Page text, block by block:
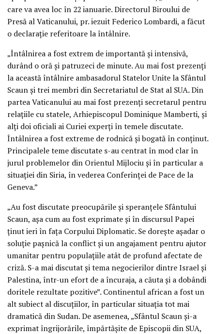
care va avea loc în 22 ianuarie. Directorul Biroului de
Presă al Vaticanului, pr. iezuit Federico Lombardi, a făcut
o declaraţie referitoare la întâlnire.
„Întâlnirea a fost extrem de importantă şi intensivă,
durând o oră şi patruzeci de minute. Au mai fost prezenţi
la această întâlnire ambasadorul Statelor Unite la Sfântul
Scaun şi trei membri din Secretariatul de Stat al SUA. Din
partea Vaticanului au mai fost prezenţi secretarul pentru
relaţiile cu statele, Arhiepiscopul Dominique Mamberti, şi
alţi doi oficiali ai Curiei experţi în temele discutate.
Întâlnirea a fost extreme de rodnică şi bogată în conţinut.
Principalele teme discutate s-au centrat în mod clar în
jurul problemelor din Orientul Mijlociu şi în particular a
situaţiei din Siria, în vederea Conferinţei de Pace de la
Geneva.”
„Au fost discutate preocupările şi speranţele Sfântului
Scaun, aşa cum au fost exprimate şi în discursul Papei
ţinut ieri în faţa Corpului Diplomatic. Se doreşte aşadar o
soluţie paşnică la conflict şi un angajament pentru ajutor
umanitar pentru populaţiile atât de profund afectate de
criză. S-a mai discutat şi tema negocierilor dintre Israel şi
Palestina, într-un efort de a încuraja, a căuta şi a dobândi
doritele rezultate pozitive”. Continentul african a fost un
alt subiect al discuţiilor, în particular situaţia tot mai
dramatică din Sudan. De asemenea, „Sfântul Scaun şi-a
exprimat îngrijorările, împărtăşite de Episcopii din SUA,